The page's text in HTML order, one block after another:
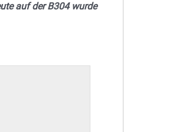
auf der B304 wurde